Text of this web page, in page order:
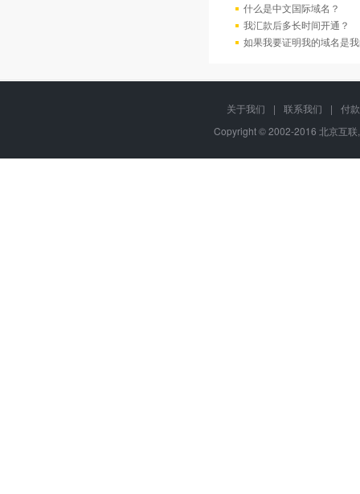
什么是中文国际域名？
我汇款后多长时间开通？
如果我要证明我的域名是
关于我们 | 联系我们 |
付
Copyright © 2002-2016 北京互